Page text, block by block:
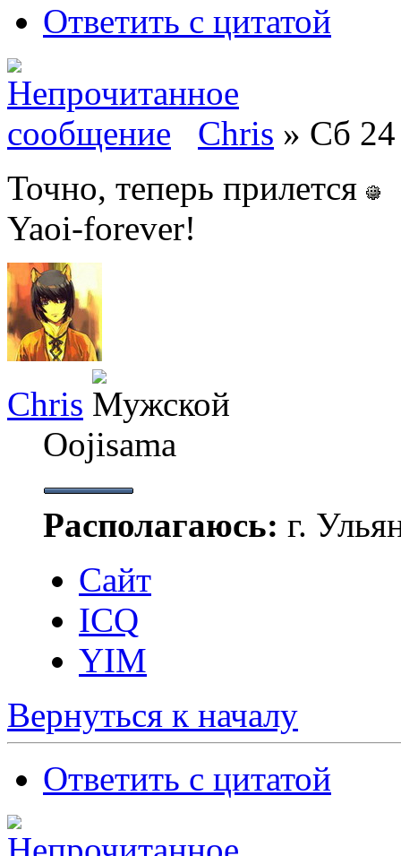
Ответить с цитатой
Chris » Сб
Точно, теперь прилется
Yaoi-forever!
Chris
Oojisama
Располагаюсь: г.
Сайт
ICQ
YIM
Вернуться к началу
Ответить с цитатой